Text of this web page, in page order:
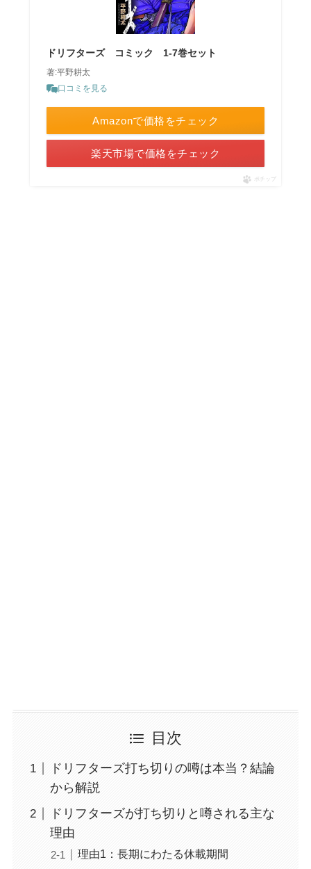
ドリフターズ コミック 1-7巻セット
著:平野耕太
口コミを見る
Amazonで価格をチェック
楽天市場で価格をチェック
ポチップ
目次
ドリフターズ打ち切りの噂は本当？結論
から解説
ドリフターズが打ち切りと噂される主な
理由
理由1：長期にわたる休載期間